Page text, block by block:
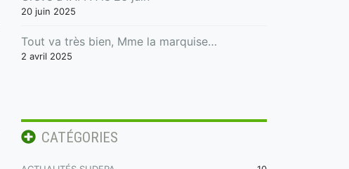
20 juin 2025
Tout va très bien, Mme la marquise…
2 avril 2025
CATÉGORIES